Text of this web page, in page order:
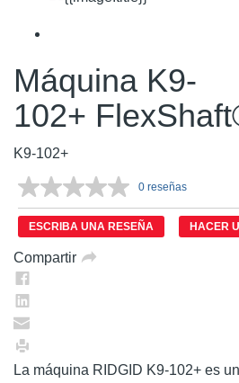
Máquina K9-
102+
K9-102+
Sin
puntuación.
Enlace
en
0 reseñas
ESCRIBA UNA RESEÑA HACER
Compartir
La máquina RIDGID K9-102+ es